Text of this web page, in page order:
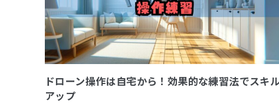
ドローン操作は自宅から！効果的な練習法でスキ
アップ